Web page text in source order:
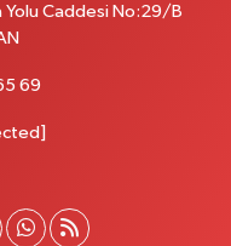
VAN AVM YANI NO:137
Yolu Caddesi No:29/B
69